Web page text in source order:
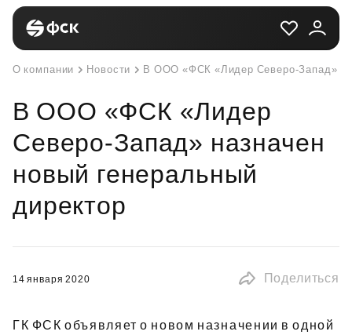
О компании Новости В ООО «ФСК «Лидер Северо-Запад»
В ООО «ФСК «Лидер
Северо-Запад» назначен
новый генеральный
директор
14 января 2020 Поделиться
ГК ФСК объявляет о новом назначении в одной